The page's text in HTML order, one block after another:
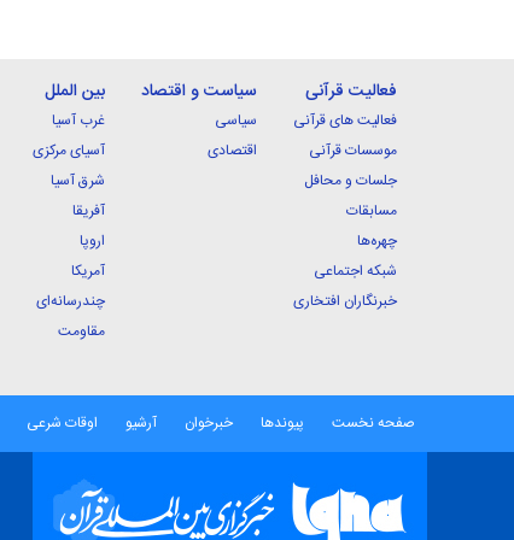
فعالیت قرآنی
فعالیت های قرآنی
موسسات قرآنی
جلسات و محافل
مسابقات
چهره‌ها
شبکه اجتماعی
خبرنگاران افتخاری
سیاست و اقتصاد
سیاسی
اقتصادی
بین الملل
غرب آسیا
آسیای مرکزی
شرق آسیا
آفریقا
اروپا
آمریکا
چندرسانه‌ای
مقاومت
صفحه نخست پیوندها خبرخوان آرشیو اوقات شرعی